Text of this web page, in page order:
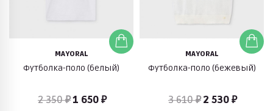
MAYORAL
Футболка-поло (белый)
2 350 ₽1 650 ₽
MAYORAL
Футболка-поло (бежевый)
3 610 ₽ 2 530 ₽